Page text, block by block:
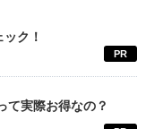
ク！
PR
て実際お得なの？